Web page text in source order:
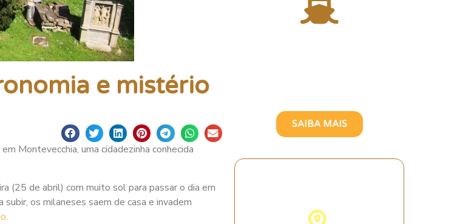
e mistério
Montevecchia, uma cidadezinha conhecida
(25 de abril) com muito sol para passar o dia em
os milaneses saem de casa e invadem
.
SAIBA MAIS